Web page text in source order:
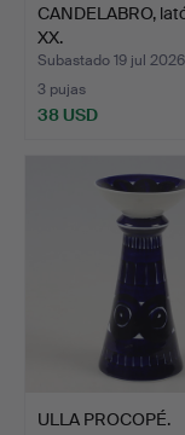
CANDELABRO,
XX.
Subastado 19 jul 2026
3 pujas
38 USD
ULLA PROCOPÉ.